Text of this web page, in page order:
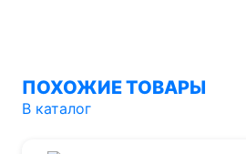
ПОХОЖИЕ ТОВАРЫ
В каталог